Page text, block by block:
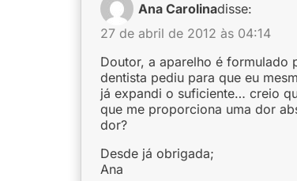
Ana Carolinadisse:
27 de abril de 2012 às 04:14
Doutor, a aparelho é formulado
dentista pediu para que eu
já expandi o suficiente… creio
que me proporciona uma dor
dor?
Desde já obrigada;
Ana